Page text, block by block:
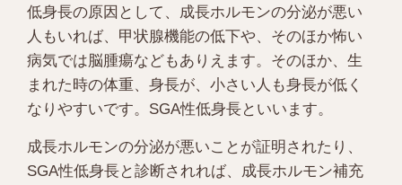
低身長の原因として、成長ホルモンの分泌が悪い
人もいれば、甲状腺機能の低下や、そのほか怖い
病気では脳腫瘍などもありえます。そのほか、生
まれた時の体重、身長が、小さい人も身長が低く
なりやすいです。SGA性低身長といいます。
成長ホルモンの分泌が悪いことが証明されたり、
SGA性低身長と診断されれば、成長ホルモン補充